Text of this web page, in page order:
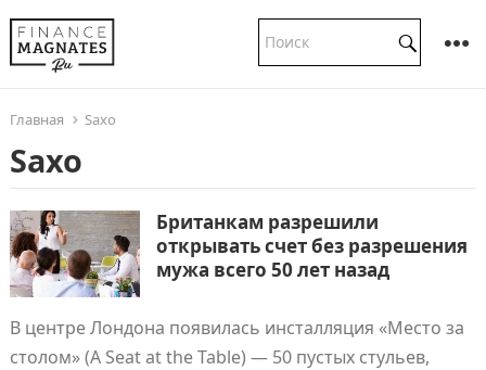
Главная Saxo
Saxo
Британкам разрешили
открывать счет без разрешения
мужа всего 50 лет назад
В центре Лондона появилась инсталляция «Место за
столом» (A Seat at the Table) — 50 пустых стульев,